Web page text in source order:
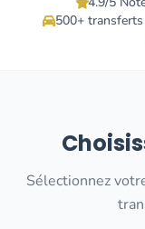
500+
Sélectionnez